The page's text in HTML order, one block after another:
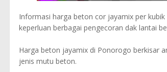
Informasi harga beton cor jayamix per
keperluan berbagai pengecoran dak lantai
Harga beton jayamix di Ponorogo berkisar
jenis mutu beton.